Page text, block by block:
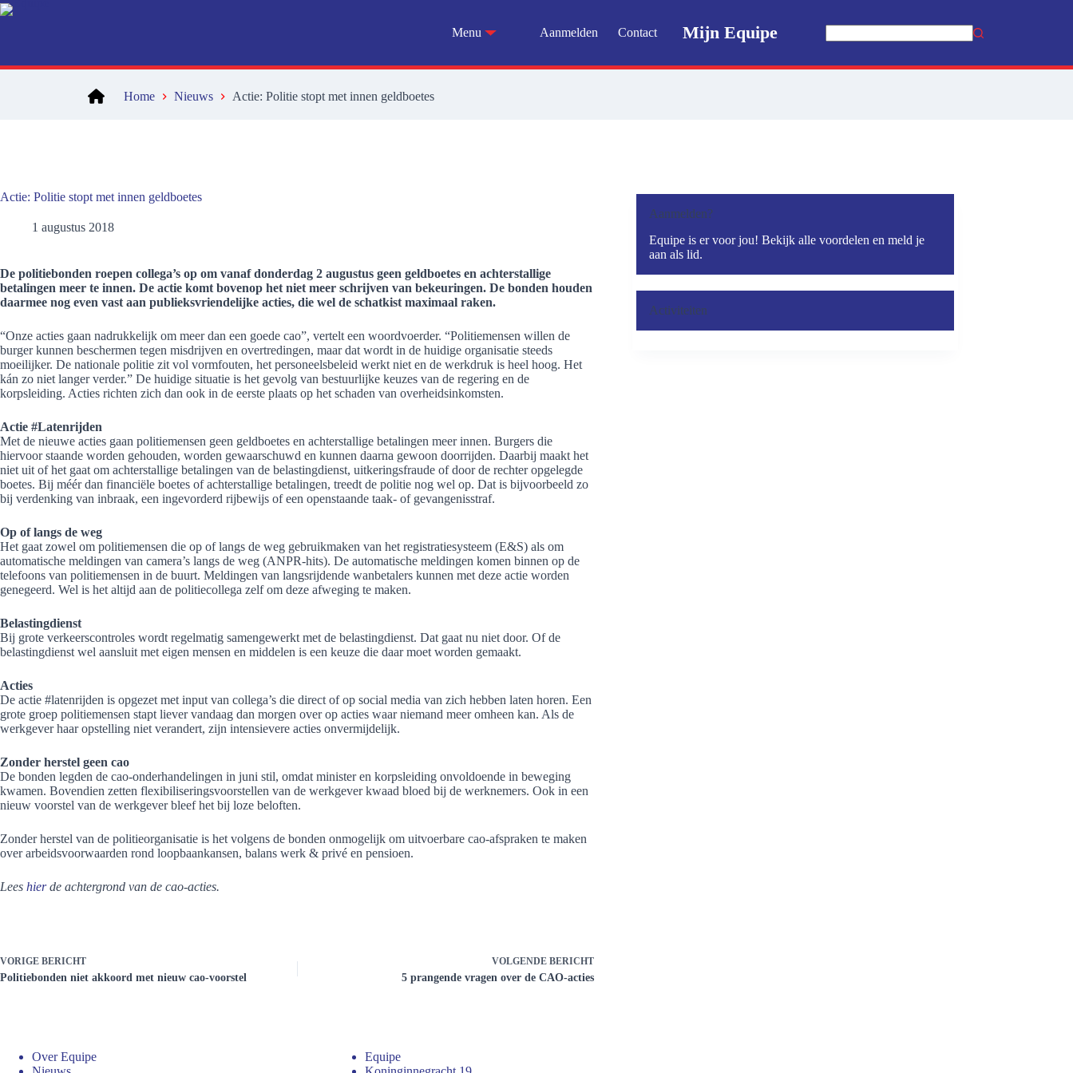
Ga
naar
Menu Aanmelden Contact Mijn Equipe
Home Nieuws Actie: Politie stopt met innen geldboetes
Actie: Politie stopt met innen geldboetes
1 augustus 2018
De politiebonden roepen collega’s op om vanaf donderdag 2 augustus geen geldboetes en achterstallige
betalingen meer te innen. De actie komt bovenop het niet meer schrijven van bekeuringen. De bonden houden
daarmee nog even vast aan publieksvriendelijke acties, die wel de schatkist maximaal raken.
“Onze acties gaan nadrukkelijk om meer dan een goede cao”, vertelt een woordvoerder. “Politiemensen willen de
burger kunnen beschermen tegen misdrijven en overtredingen, maar dat wordt in de huidige organisatie steeds
moeilijker. De nationale politie zit vol vormfouten, het personeelsbeleid werkt niet en de werkdruk is heel hoog. Het
kán zo niet langer verder.” De huidige situatie is het gevolg van bestuurlijke keuzes van de regering en de
korpsleiding. Acties richten zich dan ook in de eerste plaats op het schaden van overheidsinkomsten.
Actie #Latenrijden
Met de nieuwe acties gaan politiemensen geen geldboetes en achterstallige betalingen meer innen. Burgers die
hiervoor staande worden gehouden, worden gewaarschuwd en kunnen daarna gewoon doorrijden. Daarbij maakt het
niet uit of het gaat om achterstallige betalingen van de belastingdienst, uitkeringsfraude of door de rechter opgelegde
boetes. Bij méér dan financiële boetes of achterstallige betalingen, treedt de politie nog wel op. Dat is bijvoorbeeld zo
bij verdenking van inbraak, een ingevorderd rijbewijs of een openstaande taak- of gevangenisstraf.
Op of langs de weg
Het gaat zowel om politiemensen die op of langs de weg gebruikmaken van het registratiesysteem (E&S) als om
automatische meldingen van camera’s langs de weg (ANPR-hits). De automatische meldingen komen binnen op de
telefoons van politiemensen in de buurt. Meldingen van langsrijdende wanbetalers kunnen met deze actie worden
genegeerd. Wel is het altijd aan de politiecollega zelf om deze afweging te maken.
Belastingdienst
Bij grote verkeerscontroles wordt regelmatig samengewerkt met de belastingdienst. Dat gaat nu niet door. Of de
belastingdienst wel aansluit met eigen mensen en middelen is een keuze die daar moet worden gemaakt.
Acties
De actie #latenrijden is opgezet met input van collega’s die direct of op social media van zich hebben laten horen. Een
grote groep politiemensen stapt liever vandaag dan morgen over op acties waar niemand meer omheen kan. Als de
werkgever haar opstelling niet verandert, zijn intensievere acties onvermijdelijk.
Zonder herstel geen cao
De bonden legden de cao-onderhandelingen in juni stil, omdat minister en korpsleiding onvoldoende in beweging
kwamen. Bovendien zetten flexibiliseringsvoorstellen van de werkgever kwaad bloed bij de werknemers. Ook in een
nieuw voorstel van de werkgever bleef het bij loze beloften.
Zonder herstel van de politieorganisatie is het volgens de bonden onmogelijk om uitvoerbare cao-afspraken te maken
over arbeidsvoorwaarden rond loopbaankansen, balans werk & privé en pensioen.
Lees hierde achtergrond van de cao-acties.
VORIGE BERICHT
Politiebonden niet akkoord met nieuw cao-voorstel
VOLGENDE BERICHT
5 prangende vragen over de CAO-acties
Aanmelden?
Equipe is er voor jou! Bekijk alle voordelen en meld je
aan als lid.
Activiteiten
Over Equipe
Equipe